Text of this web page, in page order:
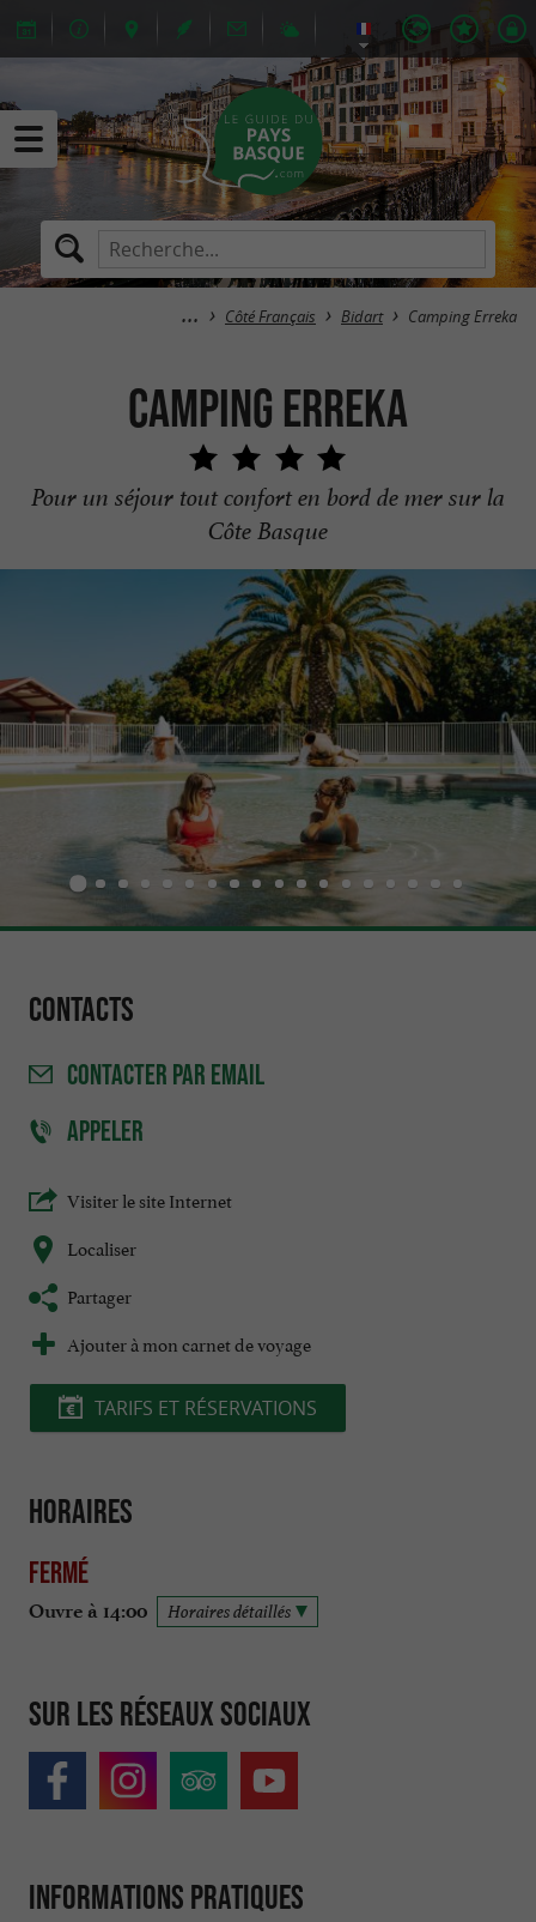
Côté Français Bidart Camping Erreka
Camping Erreka
Pour un séjour tout confort en bord de mer sur la
Côte Basque
Contacts
CONTACTER PAR EMAIL
APPELER
Visiter le site Internet
Localiser
Partager
Ajouter à mon carnet de voyage
TARIFS ET RÉSERVATIONS
Horaires
Fermé
Ouvre à 14:00 Horaires détaillés
Sur les réseaux sociaux
Informations pratiques